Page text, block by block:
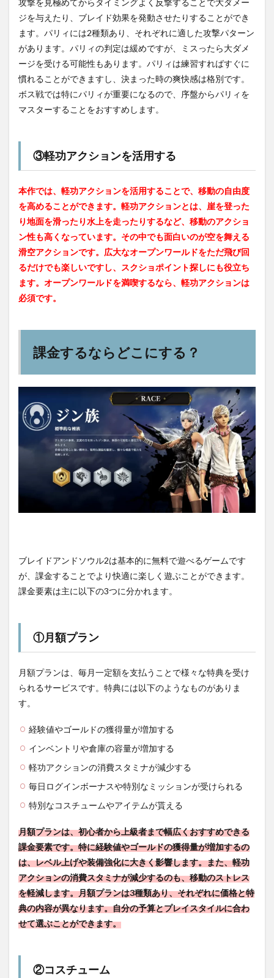
ジを与えたり、ブレイド効果を発動させたりすることができ
ます。パリィには2種類あり、それぞれに適した攻撃パターン
があります。パリィの判定は緩めですが、ミスったら大ダメ
ージを受ける可能性もあります。パリィは練習すればすぐに
慣れることができますし、決まった時の爽快感は格別です。
ボス戦では特にパリィが重要になるので、序盤からパリィを
マスターすることをおすすめします。
③軽功アクションを活用する
本作では、軽功アクションを活用することで、移動の自由度
を高めることができます。軽功アクションとは、崖を登った
り地面を滑ったり水上を走ったりするなど、移動のアクショ
ン性も高くなっています。その中でも面白いのが空を舞える
滑空アクションです。広大なオープンワールドをただ飛び回
るだけでも楽しいですし、スクショポイント探しにも役立ち
ます。オープンワールドを満喫するなら、軽功アクションは
必須です。
課金するならどこにする？
ブレイドアンドソウル2は基本的に無料で遊べるゲームです
が、課金することでより快適に楽しく遊ぶことができます。
課金要素は主に以下の3つに分かれます。
①月額プラン
月額プランは、毎月一定額を支払うことで様々な特典を受け
られるサービスです。特典には以下のようなものがありま
す。
経験値やゴールドの獲得量が増加する
インベントリや倉庫の容量が増加する
軽功アクションの消費スタミナが減少する
毎日ログインボーナスや特別なミッションが受けられる
特別なコスチュームやアイテムが貰える
月額プランは、初心者から上級者まで幅広くおすすめできる
課金要素です。特に経験値やゴールドの獲得量が増加するの
は、レベル上げや装備強化に大きく影響します。また、軽功
アクションの消費スタミナが減少するのも、移動のストレス
を軽減します。月額プランは3種類あり、それぞれに価格と特
典の内容が異なります。自分の予算とプレイスタイルに合わ
せて選ぶことができます。
②コスチューム